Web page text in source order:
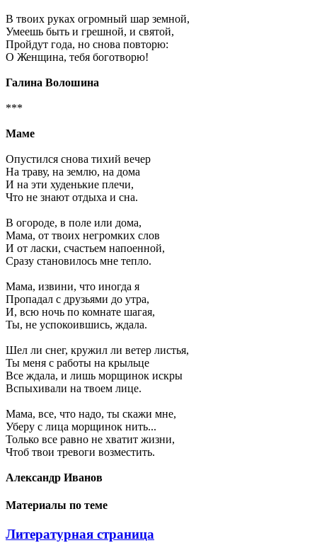
В твоих руках огромный шар земной,
Умеешь быть и грешной, и святой,
Пройдут года, но снова повторю:
О Женщина, тебя боготворю!
Галина Волошина
***
Маме
Опустился снова тихий вечер
На траву, на землю, на дома
И на эти худенькие плечи,
Что не знают отдыха и сна.
В огороде, в поле или дома,
Мама, от твоих негромких слов
И от ласки, счастьем напоенной,
Сразу становилось мне тепло.
Мама, извини, что иногда я
Пропадал с друзьями до утра,
И, всю ночь по комнате шагая,
Ты, не успокоившись, ждала.
Шел ли снег, кружил ли ветер листья,
Ты меня с работы на крыльце
Все ждала, и лишь морщинок искры
Вспыхивали на твоем лице.
Мама, все, что надо, ты скажи мне,
Уберу с лица морщинок нить...
Только все равно не хватит жизни,
Чтоб твои тревоги возместить.
Александр Иванов
Материалы по теме
Литературная страница